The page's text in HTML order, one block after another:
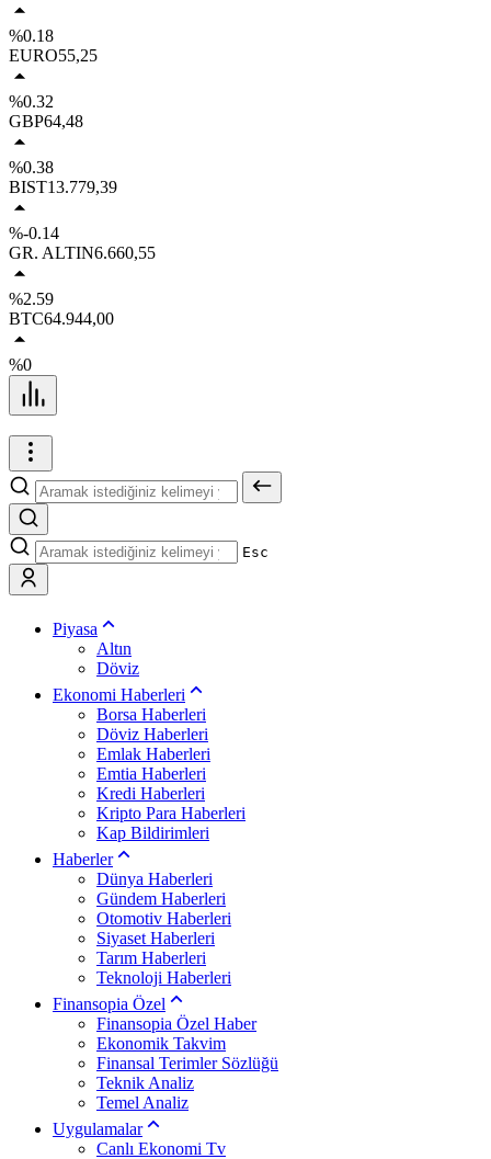
%0.18
EURO55,25
%0.32
GBP64,48
%0.38
BIST13.779,39
%-0.14
GR. ALTIN6.660,55
%2.59
BTC64.944,00
%0
Esc
Piyasa
Altın
Döviz
Ekonomi Haberleri
Borsa Haberleri
Döviz Haberleri
Emlak Haberleri
Emtia Haberleri
Kredi Haberleri
Kripto Para Haberleri
Kap Bildirimleri
Haberler
Dünya Haberleri
Gündem Haberleri
Otomotiv Haberleri
Siyaset Haberleri
Tarım Haberleri
Teknoloji Haberleri
Finansopia Özel
Finansopia Özel Haber
Ekonomik Takvim
Finansal Terimler Sözlüğü
Teknik Analiz
Temel Analiz
Uygulamalar
Canlı Ekonomi Tv